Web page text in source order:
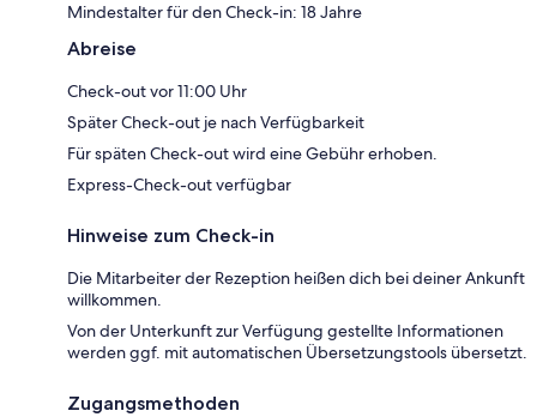
Mindestalter für den Check-in: 18 Jahre
Abreise
Check-out vor 11:00 Uhr
Später Check-out je nach Verfügbarkeit
Für späten Check-out wird eine Gebühr erhoben.
Express-Check-out verfügbar
Hinweise zum Check-in
Die Mitarbeiter der Rezeption heißen dich bei deiner Ankunft
willkommen.
Von der Unterkunft zur Verfügung gestellte Informationen
werden ggf. mit automatischen Übersetzungstools übersetzt.
Zugangsmethoden